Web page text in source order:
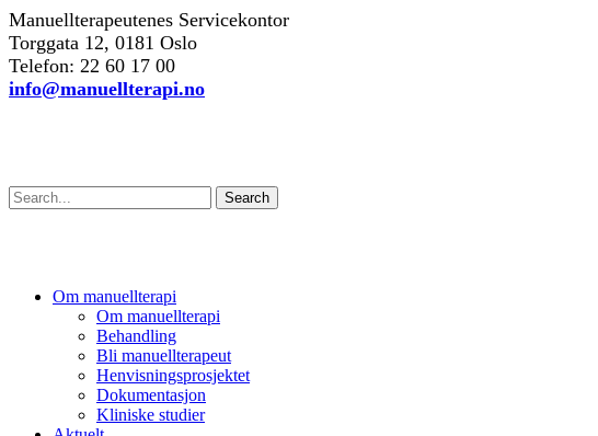
Manuellterapeutenes Servicekontor
Torggata 12, 0181 Oslo
Telefon: 22 60 17 00
info@manuellterapi.no
Search
Om manuellterapi
Om manuellterapi
Behandling
Bli manuellterapeut
Henvisningsprosjektet
Dokumentasjon
Kliniske studier